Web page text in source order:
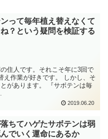
って毎年植え替えなくて
？という疑問を検証する
住人です。それこそ年に3回で
え作業が好きです。 しかし、そ
があります。 『サボテンは毎
2019.06.20
落ちてハゲたサボテンは弱
でいく運命にあるか